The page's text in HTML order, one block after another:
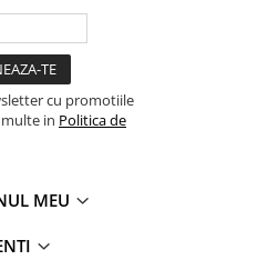
cu promotiile
in Politica de
MEU